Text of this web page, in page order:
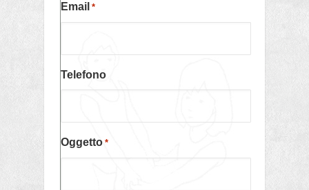
Email *
Telefono
Oggetto *